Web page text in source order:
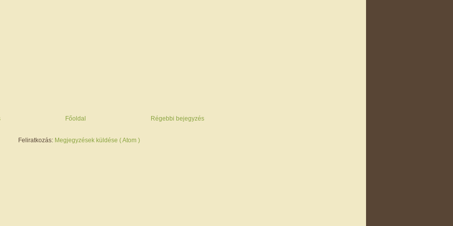
Régebbi bejegyzés
Főoldal
Feliratkozás: Megjegyzések küldése ( Atom )